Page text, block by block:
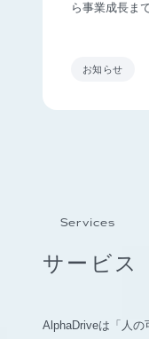
お知らせ
ら事業成長ま
Services
サービス
AlphaDriveは「人